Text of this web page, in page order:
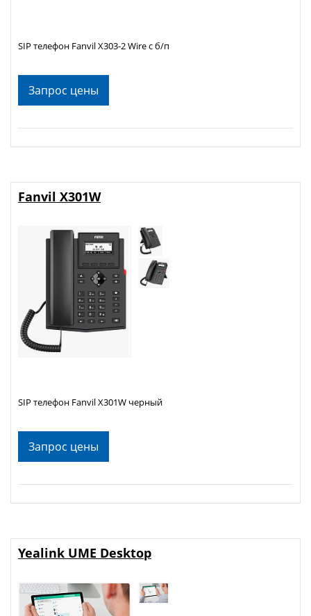
Запрос цены
SIP телефон Fanvil X303-2 Wire c б/п
Запрос цены
Fanvil X301W
SIP телефон Fanvil X301W черный
Yealink UME Desktop